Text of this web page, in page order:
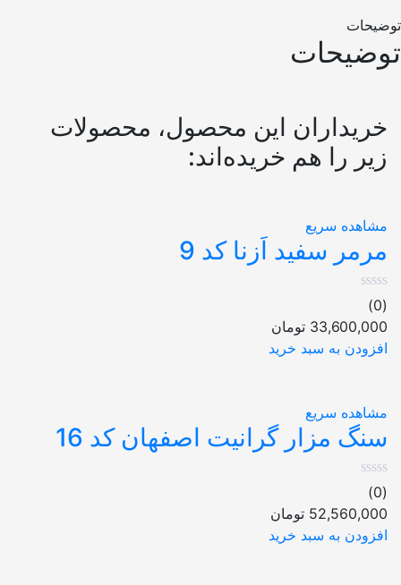
خریداران این محصول، محصولات
زیر را هم خریده‌اند:
مشاهده سریع
مرمر سفید اَزنا کد 9
33,600,000 تومان
افزودن به سبد خرید
مشاهده سریع
سنگ مزار گرانیت اصفهان کد 16
52,560,000 تومان
افزودن به سبد خرید